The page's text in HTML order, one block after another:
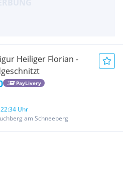
Heiliger Florian -
PayLivery
Uhr
am Schneeberg